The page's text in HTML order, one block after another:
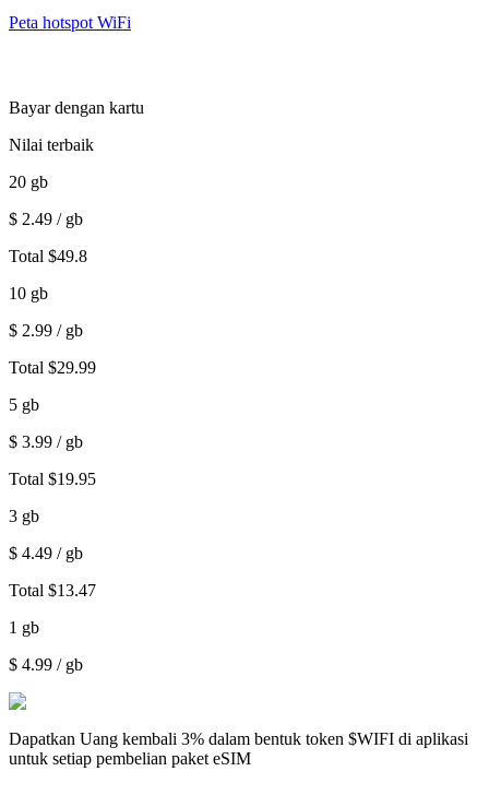
Peta hotspot WiFi
Bayar dengan kartu
Nilai terbaik
20 gb
$ 2.49 / gb
Total $49.8
10 gb
$ 2.99 / gb
Total $29.99
5 gb
$ 3.99 / gb
Total $19.95
3 gb
$ 4.49 / gb
Total $13.47
1 gb
$ 4.99 / gb
Dapatkan Uang kembali 3% dalam bentuk token $WIFI di aplikasi
untuk setiap pembelian paket eSIM